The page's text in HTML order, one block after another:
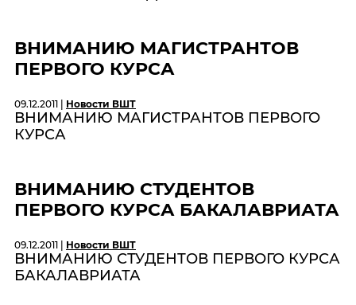
ВНИМАНИЮ МАГИСТРАНТОВ
ПЕРВОГО КУРСА
09.12.2011 | Новости ВШТ
ВНИМАНИЮ МАГИСТРАНТОВ ПЕРВОГО
КУРСА
ВНИМАНИЮ СТУДЕНТОВ
ПЕРВОГО КУРСА БАКАЛАВРИАТА
09.12.2011 | Новости ВШТ
ВНИМАНИЮ СТУДЕНТОВ ПЕРВОГО КУРСА
БАКАЛАВРИАТА